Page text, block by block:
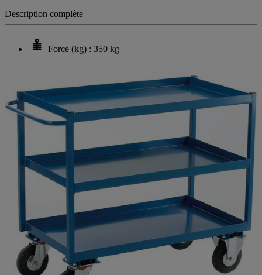
Description complète
Force (kg) : 350 kg